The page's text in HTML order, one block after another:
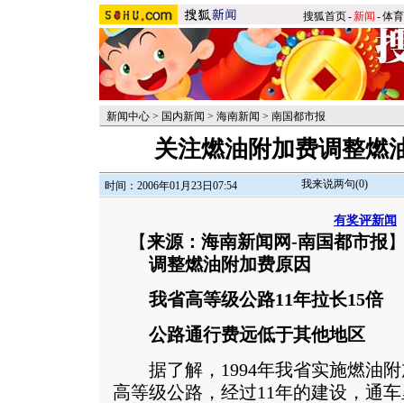
搜狐首页-新闻 -体育
新闻中心 > 国内新闻 > 海南新闻 > 南国都市报
关注燃油附加费调整燃
时间：2006年01月23日07:54 我来说两句(0)
有奖评新闻
【来源：海南新闻网-南国都市报
调整燃油附加费原因
我省高等级公路11年拉长15倍
公路通行费远低于其他地区
据了解，1994年我省实施燃油附
高等级公路，经过11年的建设，通